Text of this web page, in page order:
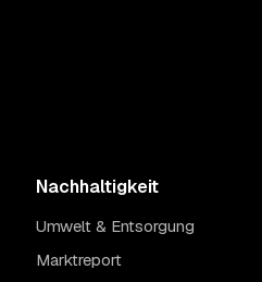
Nachhaltigkeit
Umwelt & Entsorgung
Marktreport